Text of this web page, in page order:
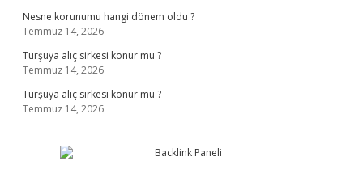
Nesne korunumu hangi dönem oldu ?
Temmuz 14, 2026
Turşuya alıç sirkesi konur mu ?
Temmuz 14, 2026
Turşuya alıç sirkesi konur mu ?
Temmuz 14, 2026